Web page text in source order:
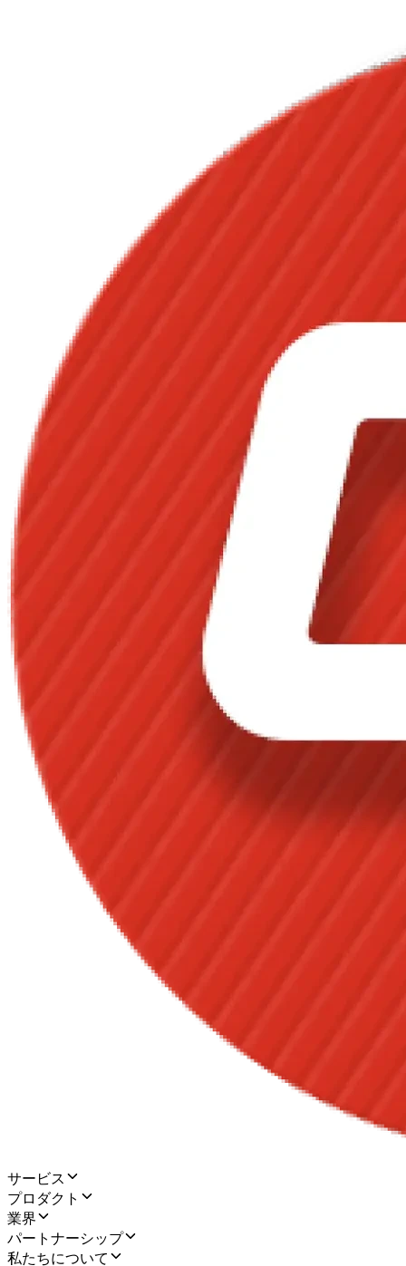
サービス
プロダクト
業界
パートナーシップ
私たちについて